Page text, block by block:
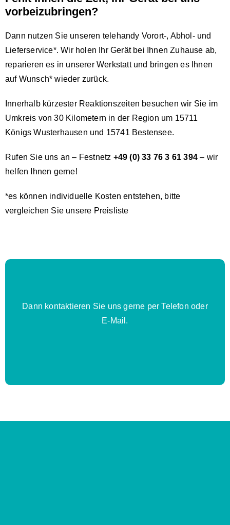
vorbeizubringen?
Dann nutzen Sie unseren telehandy Vorort-, Abhol- und
Lieferservice*. Wir holen Ihr Gerät bei Ihnen Zuhause ab,
reparieren es in unserer Werkstatt und bringen es Ihnen
auf Wunsch* wieder zurück.
Innerhalb kürzester Reaktionszeiten besuchen wir Sie im
Umkreis von 30 Kilometern in der Region um 15711
Königs Wusterhausen und 15741 Bestensee.
Rufen Sie uns an – Festnetz +49 (0) 33 76 3 61 394 – wir
helfen Ihnen gerne!
*es können individuelle Kosten entstehen, bitte
vergleichen Sie unsere Preisliste
Dann kontaktieren Sie uns gerne per Telefon oder
E-Mail.